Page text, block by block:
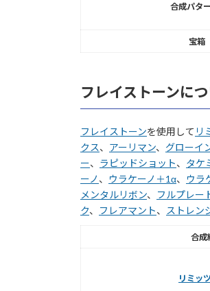
合成パタ
宝箱
フレイストーンに
フレイストーンを使用して リ
クス、 アーリマン、 グローイ
ー、 ラピッドショット、 タケ
ーノ 、 ウラケーノ＋1α、 ウラ
メンタルリボン、 フルプレー
ク、 フレアマント、 ストレン
合成
リミッ